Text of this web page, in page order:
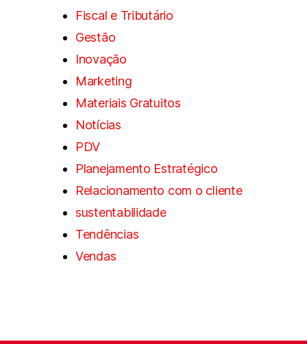
Fiscal e Tributário
Gestão
Inovação
Marketing
Materiais Gratuitos
Notícias
PDV
Planejamento Estratégico
Relacionamento com o cliente
sustentabilidade
Tendências
Vendas